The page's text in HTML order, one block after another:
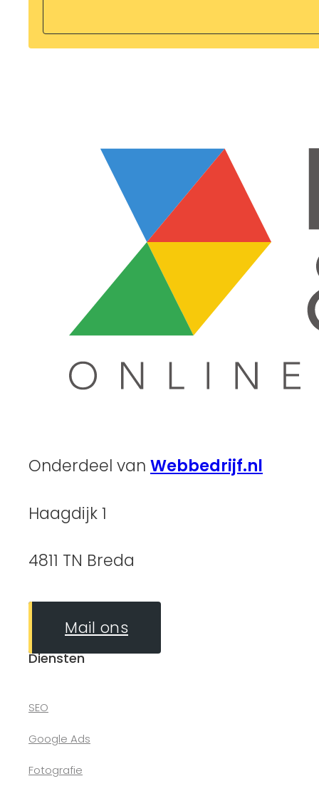
Onderdeel van Webbedrijf.nl
Haagdijk 1
4811 TN Breda
Mail ons
Diensten
SEO
Google Ads
Fotografie